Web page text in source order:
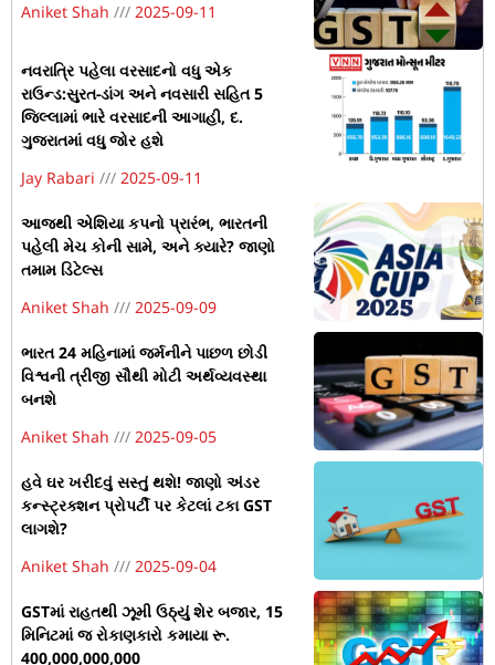
Aniket Shah
2025-09-11
નવરાત્રિ પહેલા વરસાદનો વધુ એક
રાઉન્ડ:સુરત-ડાંગ અને નવસારી સહિત 5
જિલ્લામાં ભારે વરસાદની આગાહી, દ.
ગુજરાતમાં વધુ જોર હશે
Jay Rabari
2025-09-11
આજથી એશિયા કપનો પ્રારંભ, ભારતની
પહેલી મેચ કોની સામે, અને ક્યારે? જાણો
તમામ ડિટેલ્સ
Aniket Shah
2025-09-09
ભારત 24 મહિનામાં જર્મનીને પાછળ છોડી
વિશ્વની ત્રીજી સૌથી મોટી અર્થવ્યવસ્થા
બનશે
Aniket Shah
2025-09-05
હવે ઘર ખરીદવું સસ્તું થશે! જાણો અંડર
કન્સ્ટ્રક્શન પ્રોપર્ટી પર કેટલાં ટકા GST
લાગશે?
Aniket Shah
2025-09-04
GSTમાં રાહતથી ઝૂમી ઉઠ્યું શેર બજાર, 15
મિનિટમાં જ રોકાણકારો કમાયા રૂ.
400,000,000,000